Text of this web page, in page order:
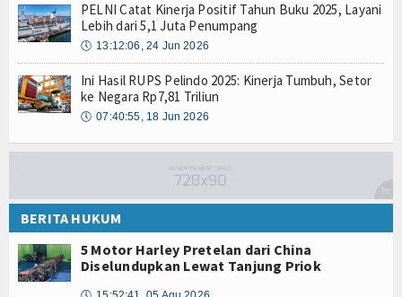
PELNI Catat Kinerja Positif Tahun Buku 2025, Layani
Lebih dari 5,1 Juta Penumpang
🕔 13:12:06, 24 Jun 2026
Ini Hasil RUPS Pelindo 2025: Kinerja Tumbuh, Setor
ke Negara Rp7,81 Triliun
🕔 07:40:55, 18 Jun 2026
BERITA HUKUM
5 Motor Harley Pretelan dari China
Diselundupkan Lewat Tanjung Priok